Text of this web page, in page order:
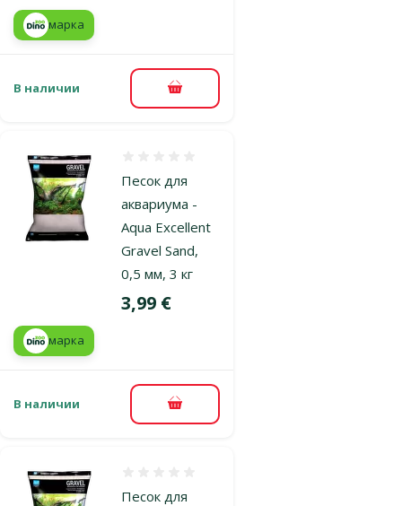
марка
В наличии В корзину
Песок для
аквариума -
Aqua Excellent
Gravel Sand,
0,5 мм, 3 кг
Цена
3,99 €
марка
В наличии В корзину
Песок для